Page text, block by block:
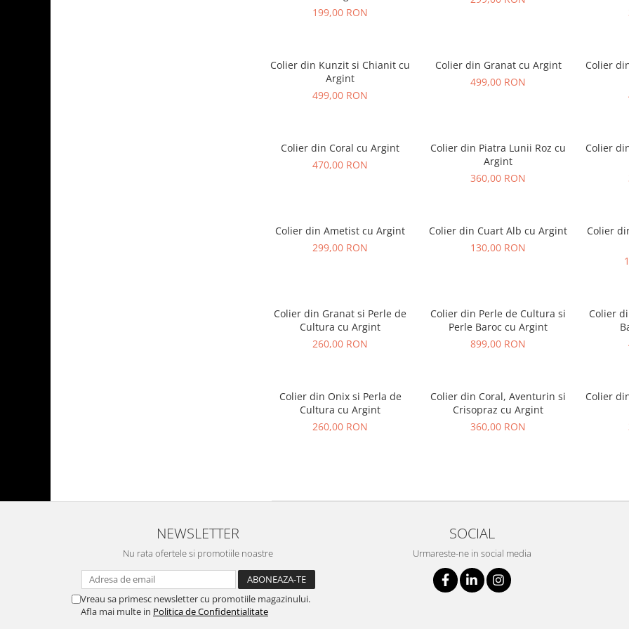
199,00 RON
Colier din Kunzit si Chianit cu
Argint
499,00 RON
Colier din Granat cu Argint
499,00 RON
Colier
Colier din Coral cu Argint
470,00 RON
Colier din Piatra Lunii Roz cu
Argint
360,00 RON
Colier
Colier din Ametist cu Argint
299,00 RON
Colier din Cuart Alb cu Argint
130,00 RON
Colier
Colier din Granat si Perle de
Cultura cu Argint
260,00 RON
Colier din Perle de Cultura si
Perle Baroc cu Argint
899,00 RON
Colier
Colier din Onix si Perla de
Cultura cu Argint
260,00 RON
Colier din Coral, Aventurin si
Crisopraz cu Argint
360,00 RON
Colier
NEWSLETTER
Nu rata ofertele si promotiile noastre
Vreau sa primesc newsletter cu promotiile magazinului.
Afla mai multe in Politica de Confidentialitate
SOCIAL
Urmareste-ne in social media